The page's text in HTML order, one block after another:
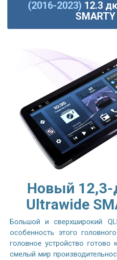
(2016-2023) 12.3
Новый
Ultrawide
Большой и сверхширокий
особенность этого
головное устройство
смелый мир